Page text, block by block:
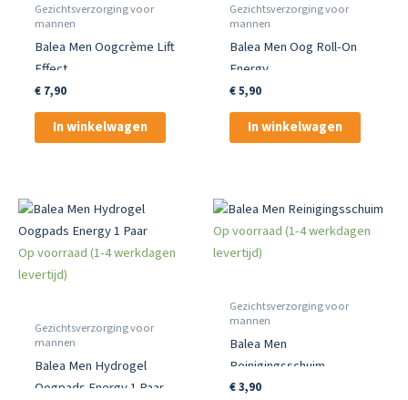
Gezichtsverzorging voor
mannen
Balea Men Oogcrème Lift
Effect
€7,90
In winkelwagen
Gezichtsverzorging voor
mannen
Balea Men Oog Roll-On
Energy
€5,90
In winkelwagen
Op voorraad (1-4 werkdagen
levertijd)
Gezichtsverzorging voor
mannen
Balea Men Hydrogel
Oogpads Energy 1 Paar
Op voorraad (1-4 werkdagen
levertijd)
Gezichtsverzorging voor
mannen
Balea Men
Reinigingsschuim
€3,90